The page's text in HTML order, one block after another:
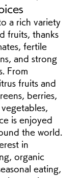
a rich variety
fruits, thanks
fertile
and strong
From
fruits and
berries,
is enjoyed
the world.
in
organic
eating,